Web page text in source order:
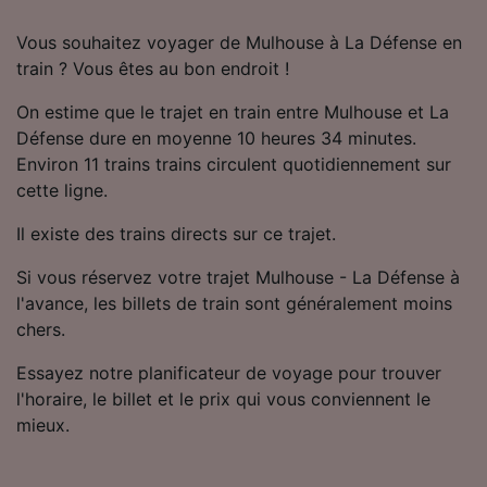
Vous souhaitez voyager de Mulhouse à La Défense en
train ? Vous êtes au bon endroit !
On estime que le trajet en train entre Mulhouse et La
Défense dure en moyenne 10 heures 34 minutes.
Environ 11 trains trains circulent quotidiennement sur
cette ligne.
Il existe des trains directs sur ce trajet.
Si vous réservez votre trajet Mulhouse - La Défense à
l'avance, les billets de train sont généralement moins
chers.
Essayez notre planificateur de voyage pour trouver
l'horaire, le billet et le prix qui vous conviennent le
mieux.
informations sur un appareil. Publicités et
contenu personnalisés, mesure de
études d’audience et développement de
services.
Liste de nos partenaires (fournisseurs)